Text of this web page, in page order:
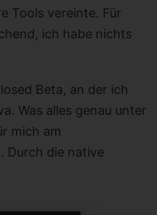
Tools vereinte. Für
ich habe nichts
Beta, an der ich
Was alles genau unter
mich am
Durch die native